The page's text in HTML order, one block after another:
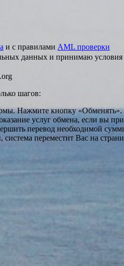
и с правилами AML проверки
данных и принимаю условия
шагов:
Нажмите кнопку «Обменять».
услуг обмена, если вы
перевод необходимой
переместит Вас на